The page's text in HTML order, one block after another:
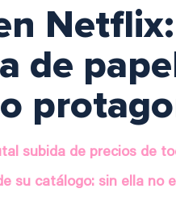
de
subida de precios de
su catálogo: sin ella no